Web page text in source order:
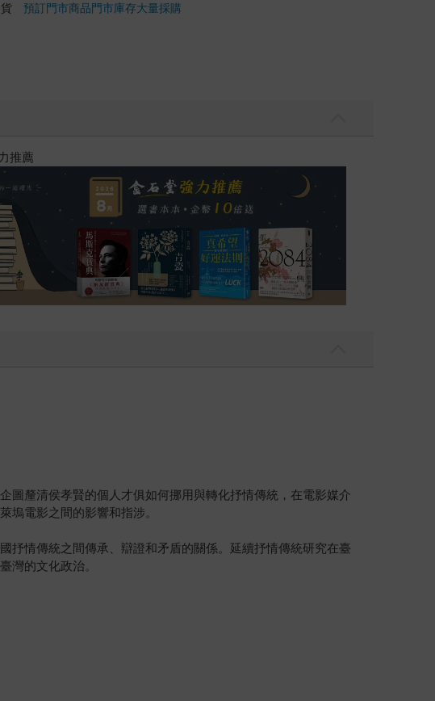
貨預訂門市商品門市庫存大量採購
推薦
圖釐清侯孝賢的個人才俱如何挪用與轉化抒情傳統，在電影媒介
塢電影之間的影響和指涉。
抒情傳統之間傳承、辯證和矛盾的關係。延續抒情傳統研究在臺
灣的文化政治。